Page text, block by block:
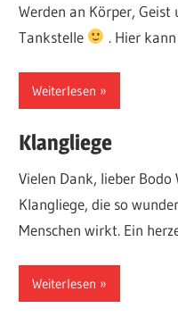
Werden an Körper, Geist
Tankstelle
. Hier
Weiterlesen
Klangliege
Vielen Dank, lieber
Klangliege, die so
Menschen wirkt. Ein
Weiterlesen